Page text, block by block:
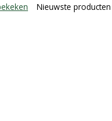
Nieuwste producten